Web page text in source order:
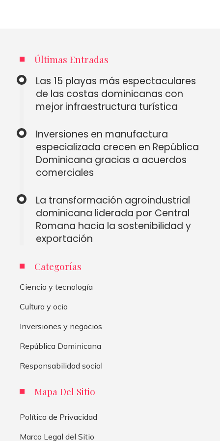
Últimas Entradas
Las 15 playas más espectaculares
de las costas dominicanas con
mejor infraestructura turística
Inversiones en manufactura
especializada crecen en República
Dominicana gracias a acuerdos
comerciales
La transformación agroindustrial
dominicana liderada por Central
Romana hacia la sostenibilidad y
exportación
Categorías
Ciencia y tecnología
Cultura y ocio
Inversiones y negocios
República Dominicana
Responsabilidad social
Mapa Del Sitio
Política de Privacidad
Marco Legal del Sitio